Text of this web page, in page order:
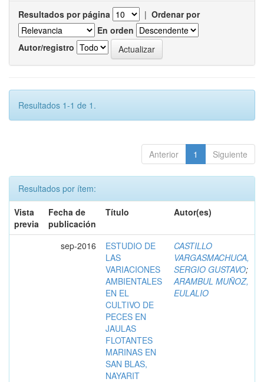
Resultados por página | Ordenar por
En orden
Autor/registro
Resultados 1-1 de 1.
Anterior 1 Siguiente
Resultados por ítem:
Vista
previa
Fecha de
publicación
Título Autor(es)
sep-2016
ESTUDIO DE
LAS
VARIACIONES
AMBIENTALES
EN EL
CULTIVO DE
PECES EN
JAULAS
FLOTANTES
MARINAS EN
SAN BLAS,
NAYARIT
CASTILLO
VARGASMACHUCA,
SERGIO GUSTAVO;
ARAMBUL MUÑOZ,
EULALIO